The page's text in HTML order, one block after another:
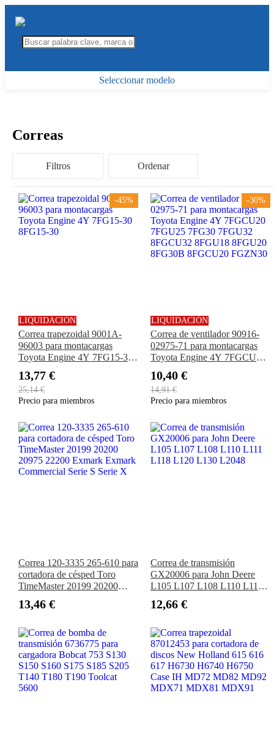
Seleccionar modelo
Correas
Filtros Ordenar
-45%
LIQUIDACIÓN
Correa trapezoidal 9001A-
96003 para montacargas
Toyota Engine 4Y 7FG15-30
13,77 €
25,14 €
Precio para miembros
-30%
LIQUIDACIÓN
Correa de ventilador 90916-
02975-71 para montacargas
Toyota Engine 4Y 7FGCU20
8FGCU32 8FGU18 8FGU20
8FG30B 8FGCU20 FGZN30
10,40 €
14,91 €
Precio para miembros
Correa 120-3335 265-610 para
cortadora de césped Toro
TimeMaster 20199 20200
Commercial Serie S Serie X
13,46 €
Correa de transmisión
GX20006 para John Deere
L105 L107 L108 L110 L111
12,66 €